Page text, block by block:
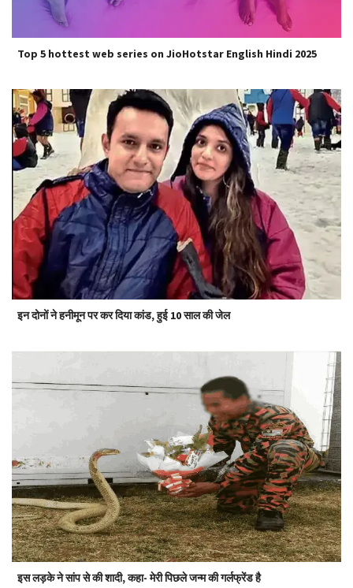
Top 5 hottest web series on JioHotstar English Hindi 2025
इन दोनों ने हनीमून पर कर दिया कांड, हुई 10 साल की जेल
इस लड़के ने सांप से की शादी, कहा- मेरी पिछले जन्म की गर्लफ्रेंड है